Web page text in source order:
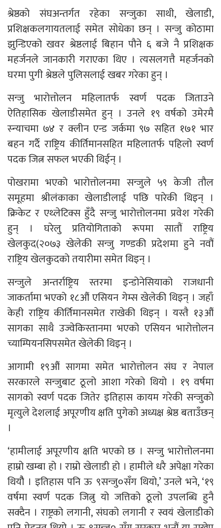
श्रेष्ठको संघअन्तर्गत रहेका सन्जुका साथी, खेलाडी,
प्रशिक्षकलगायतलाई समेत सोधेका छन् । सन्जु कोठामा
झुन्डिएको खवर श्रेष्ठलाई बिहान पौने ६ बजे नै प्रशिक्षक
महर्जनले जानकारी गराएका थिए । त्यसलगत्तै महर्जनको
घरमा पुगी श्रेष्ठले पुलिसलाई खबर गरेका हुन् ।
सन्जु भारोत्तोलन महिलातर्फ स्वर्ण पदक जिताउने
ऐतिहासिक खेलाडीसमेत हुन् । उनले १९ वर्षको उमेरमै
स्न्याचमा ७४ र क्लीन एन्ड जर्कमा ९७ सहित १७१ भार
बहन गर्दै राष्ट्रिय कीर्तिमानसहित महिलातर्फ पहिलो स्वर्ण
पदक जित्न सफल भएकी थिईन् ।
पोखरामा भएको भारोत्तोलनमा सन्जुले ५९ केजी तौल
समूहमा श्रीलंकाका खेलाडीलाई पछि पारेकी थिइन् ।
क्रिकेट र एथ्लेटिक्स हुँदै सन्जु भारोत्तोलनमा प्रवेश गरेकी
हुन् । घरेलु प्रतियोगिताको रूपमा सातौं राष्ट्रिय
खेलकुद(२०७३ खेलेकी सन्जु गण्डकी प्रदेशमा हुने नवौं
राष्ट्रिय खेलकुदको तयारीमा समेत थिइन् ।
सन्जुले अन्तर्राष्ट्रिय स्तरमा इन्डोनेसियाको राजधानी
जाकर्तामा भएको १८औं एसियन गेम्स खेलेकी थिइन् । जहाँ
केही राष्ट्रिय कीर्तिमानसमेत राखेकी थिइन् । यस्तै १३औं
सागका साथै उज्वेकिस्तानमा भएको एसियन भारोत्तोलन
च्याम्पियनसिपसमेत खेलेकी थिइन् ।
आगामी १९औं सागमा समेत भारोत्तोलन संघ र नेपाल
सरकारले सन्जुबाट ठूलो आशा गरेको थियो । १९ वर्षमा
सागको स्वर्ण पदक जितेर इतिहास कायम गरेकी सन्जुको
मृत्युले देशलाई अपूरणीय क्षति पुगेको अध्यक्ष श्रेष्ठ बताउँछन्
।
‘हामीलाई अपूरणीय क्षति भएको छ । सन्जु भारोत्तोलनमा
हाम्रो खम्बा हो । राम्रो खेलाडी हो । हामीले धरै अपेक्षा गरेका
थियौै । इतिहास पनि ऊ ९सन्जु०सँग थियो,’ उनले भने, ‘१९
वर्षमा स्वर्ण पदक जित्नु यो जत्तिको ठूलो उपलब्धि हुनै
सक्दैन । राष्ट्रको लगानी, संघको लगानी र स्वयं खेलाडीको